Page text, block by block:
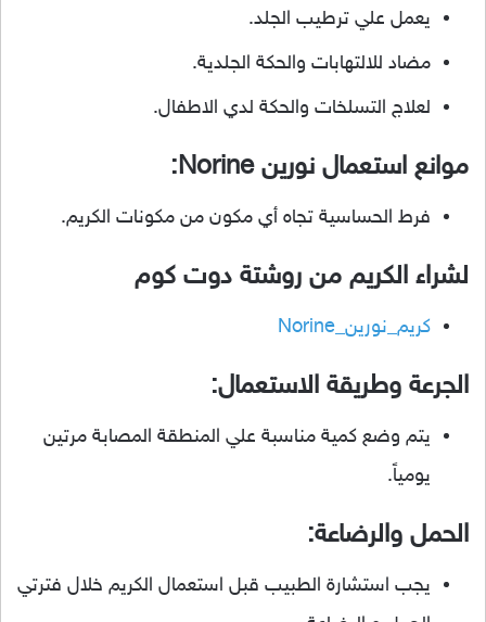
يعمل علي ترطيب الجلد.
مضاد للالتهابات والحكة الجلدية.
لعلاج التسلخات والحكة لدي الاطفال.
موانع استعمال نورين Norine:
فرط الحساسية تجاه أي مكون من مكونات الكريم.
لشراء الكريم من روشتة دوت كوم
كريم_نورين_Norine
الجرعة وطريقة الاستعمال:
يتم وضع كمية مناسبة علي المنطقة المصابة مرتين
يومياً.
الحمل والرضاعة:
يجب استشارة الطبيب قبل استعمال الكريم خلال فترتي